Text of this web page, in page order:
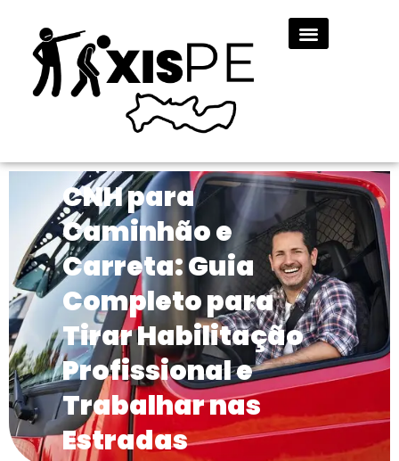
CNH para
Caminhão e
Carreta: Guia
Completo para
Tirar Habilitação
Profissional e
Trabalhar nas
Estradas